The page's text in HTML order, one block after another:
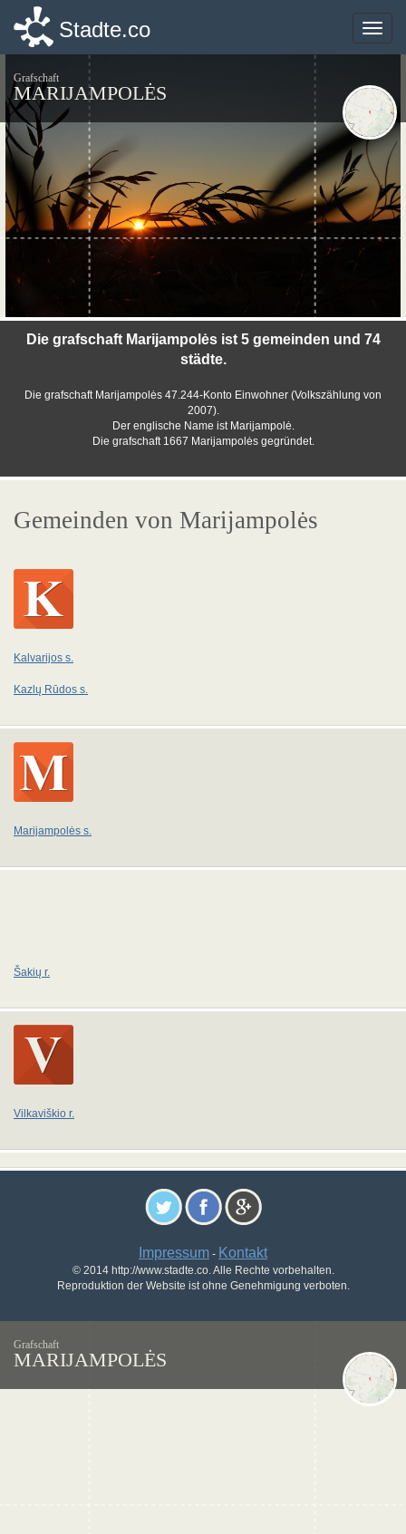
Toggle
Stadte.co
Grafschaft
MARIJAMPOLĖS
Die grafschaft Marijampolės ist 5 gemeinden und 74
städte.
Die grafschaft Marijampolės 47.244-Konto Einwohner (Volkszählung von
2007).
Der englische Name ist Marijampolė.
Die grafschaft 1667 Marijampolės gegründet.
Gemeinden von Marijampolės
Kalvarijos s.
Kazlų Rūdos s.
Marijampolės s.
Šakių r.
Vilkaviškio r.
Impressum - Kontakt
© 2014 http://www.stadte.co. Alle Rechte vorbehalten.
Reproduktion der Website ist ohne Genehmigung verboten.
Toggle
Stadte.co
Grafschaft
MARIJAMPOLĖS